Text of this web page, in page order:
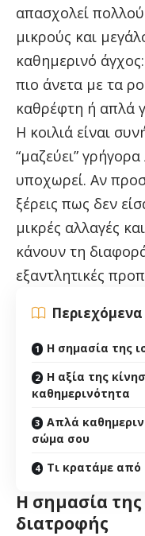
απασχολεί
μικρούς και
καθημερινό
πιο άνετα με τα
καθρέφτη ή απλά
Η κοιλιά είναι
“μαζεύει”
υποχωρεί. Αν
ξέρεις πως δεν
μικρές αλλαγές
κάνουν τη
εξαντλητικές
Περιεχόμενα
Η σημασία της
Η αξία της
καθημερινότητα
Απλά
σώμα σου
Τι κρατάμε
Η σημασία
διατροφής